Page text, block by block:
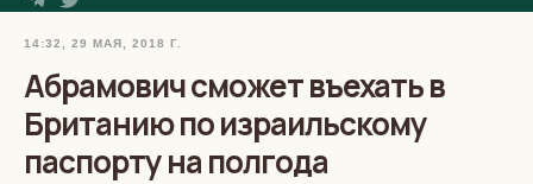
14:32, 29 МАЯ, 2018 Г.
Абрамович сможет въехать в
Британию по израильскому
паспорту на полгода